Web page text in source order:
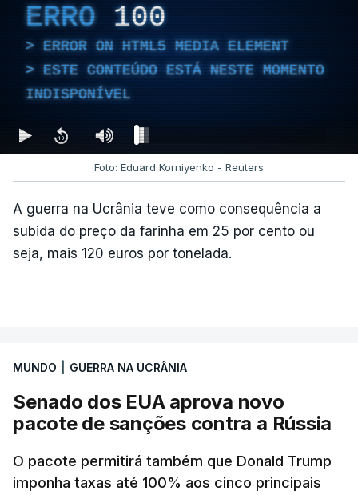
ERRO 100
ERROR ON HTML5 MEDIA ELEMENT
ESTE CONTEÚDO ESTÁ NESTE MOMENTO
INDISPONÍVEL
Foto: Eduard Korniyenko - Reuters
A guerra na Ucrânia teve como consequência a
subida do preço da farinha em 25 por cento ou
seja, mais 120 euros por tonelada.
MUNDO GUERRA NA UCRÂNIA
Senado dos EUA aprova novo
pacote de sanções contra a Rússia
O pacote permitirá também que Donald Trump
imponha taxas até 100% aos cinco principais